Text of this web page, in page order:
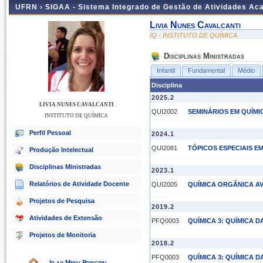
UFRN › SIGAA - Sistema Integrado de Gestão de Atividades
LIVIA NUNES CAVALCANTI
INSTITUTO DE QUÍMICA
Perfil Pessoal
Produção Intelectual
Disciplinas Ministradas
Relatórios de Atividade Docente
Projetos de Pesquisa
Atividades de Extensão
Projetos de Monitoria
Livia Nunes Cavalcanti
IQ - INSTITUTO DE QUÍMICA
Disciplinas Ministradas
Infantil Fundamental Médio
Disciplina
2025.2
QUI2002
SEMINÁRIOS EM
2024.1
QUI2081
TÓPICOS ESPECIAIS
2023.1
QUI2005
QUÍMICA ORGÂNICA
2019.2
PFQ0003
QUÍMICA 3: QUÍMICA
2018.2
PFQ0003
QUÍMICA 3: QUÍMICA